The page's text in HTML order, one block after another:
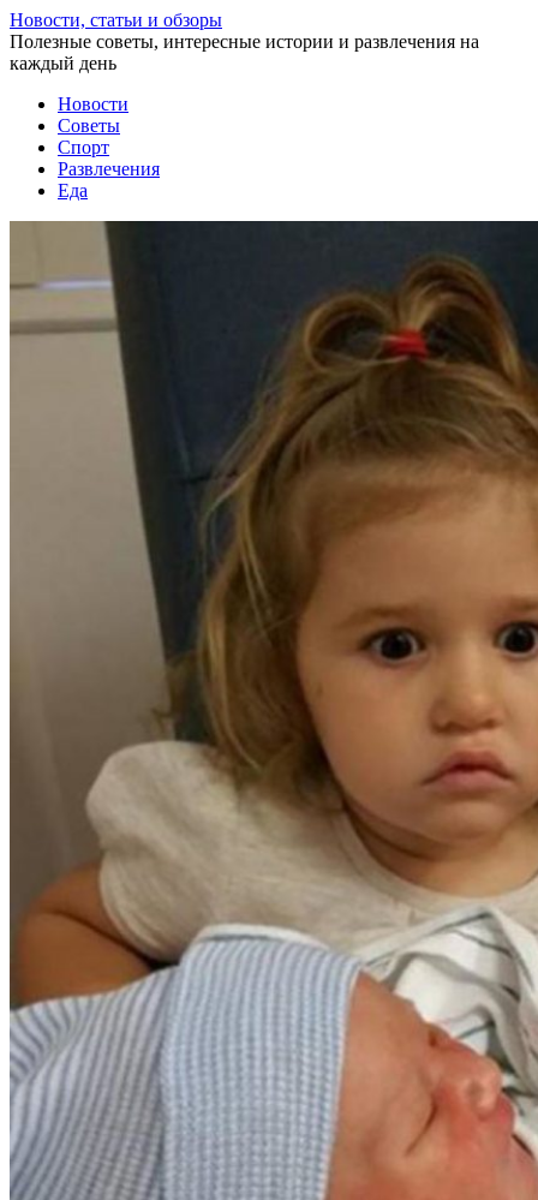
Перейти
к
статье
Новости, статьи и обзоры
Полезные советы, интересные истории и развлечения на
каждый день
Новости
Советы
Спорт
Развлечения
Еда